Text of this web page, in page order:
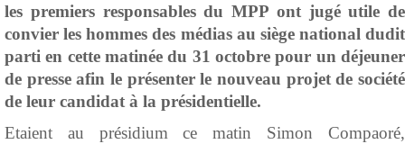
les premiers responsables du MPP ont jugé utile de
convier les hommes des médias au siège national dudit
parti en cette matinée du 31 octobre pour un déjeuner
de presse afin le présenter le nouveau projet de société
de leur candidat à la présidentielle.
Etaient au présidium ce matin Simon Compaoré,